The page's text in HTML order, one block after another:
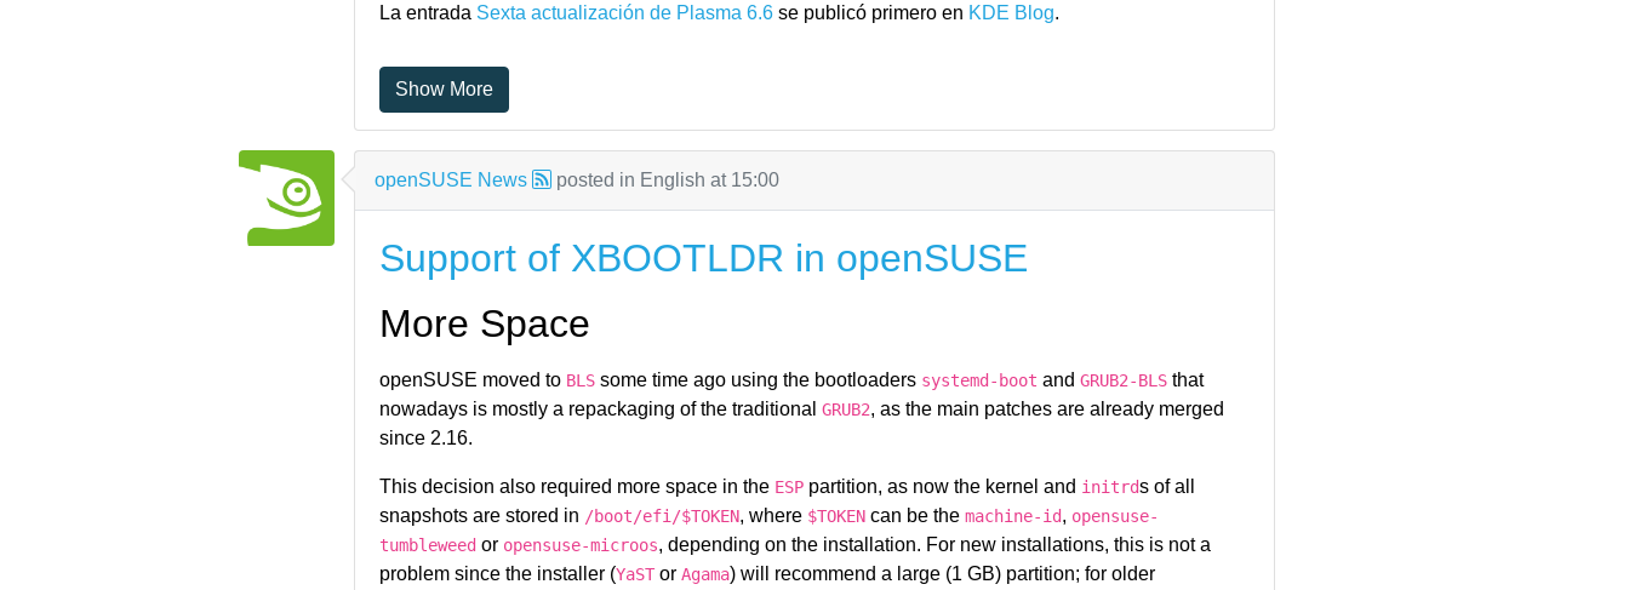
La entrada Sexta actualización de Plasma 6.6 se publicó primero en KDE Blog.
Show More
openSUSE News posted in English at 15:00
Support of XBOOTLDR in openSUSE
More Space
openSUSE moved to BLS some time ago using the bootloaders systemd-boot and GRUB2-BLS that
nowadays is mostly a repackaging of the traditional GRUB2, as the main patches are already merged
since 2.16.
This decision also required more space in the ESP partition, as now the kernel and initrds of all
snapshots are stored in /boot/efi/$TOKEN, where $TOKEN can be the machine-id, opensuse-
tumbleweed or opensuse-microos, depending on the installation. For new installations, this is not a
problem since the installer (YaST or Agama) will recommend a large (1 GB) partition; for older